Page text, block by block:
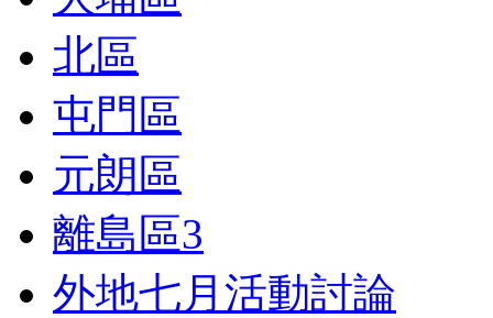
北區
屯門區
元朗區
離島區3
外地七月活動討論